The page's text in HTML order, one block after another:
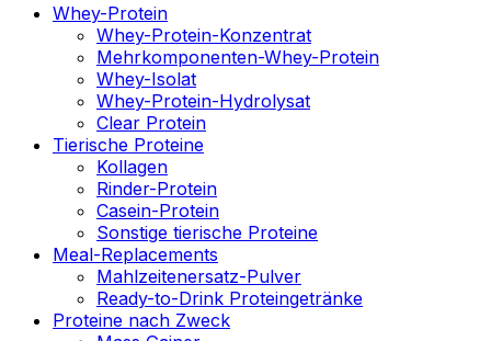
Whey-Protein
Whey-Protein-Konzentrat
Mehrkomponenten-Whey-Protein
Whey-Isolat
Whey-Protein-Hydrolysat
Clear Protein
Tierische Proteine
Kollagen
Rinder-Protein
Casein-Protein
Sonstige tierische Proteine
Meal-Replacements
Mahlzeitenersatz-Pulver
Ready-to-Drink Proteingetränke
Proteine nach Zweck